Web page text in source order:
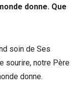
donne. Que
soin de Ses
sourire, notre Père
donne.